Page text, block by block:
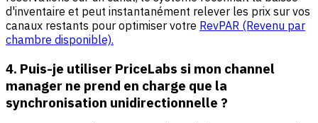
d'inventaire et peut instantanément relever les prix sur vos
canaux restants pour optimiser votre RevPAR (Revenu par
chambre disponible).
4. Puis-je utiliser PriceLabs si mon channel
manager ne prend en charge que la
synchronisation unidirectionnelle ?